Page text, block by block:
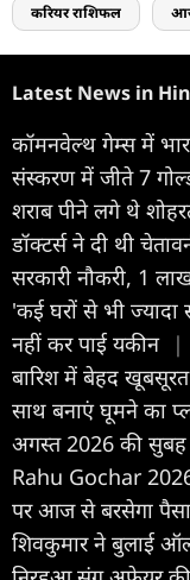
करियर राशिफल
Latest News in
कॉमनवेल्थ गेम्स में
संस्करण में जीते 7
शराब पीने लगे थे
डॉक्टर्स ने दी थी
सरकारी नौकरी, 1
'कई घरों से भी
नहीं कर पाई यकीन |
बारिश में बेहद
साथ बनाएं घूमने का
अगस्त 2026 की सुबह
Rahu Gochar 2026:
पर आज से बरसेगा
शिवकुमार ने बुलाई ऑल